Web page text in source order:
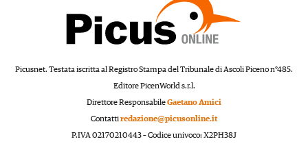
Picusnet. Testata iscritta al Registro Stampa del Tribunale di Ascoli Piceno n°485.
Editore PicenWorld s.r.l.
Direttore ResponsabileGaetano Amici
Contattiredazione@picusonline.it
P.IVA 02170210443 – Codice univoco: X2PH38J